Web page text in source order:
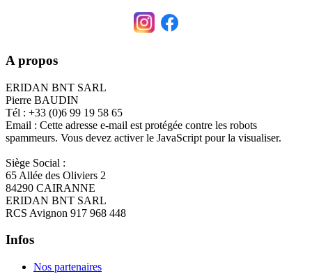
A propos
ERIDAN BNT SARL
Pierre BAUDIN
Tél : +33 (0)6 99 19 58 65
Email : Cette adresse e-mail est protégée contre les robots
spammeurs. Vous devez activer le JavaScript pour la visualiser.
Siège Social :
65 Allée des Oliviers 2
84290 CAIRANNE
ERIDAN BNT SARL
RCS Avignon 917 968 448
Infos
Nos partenaires